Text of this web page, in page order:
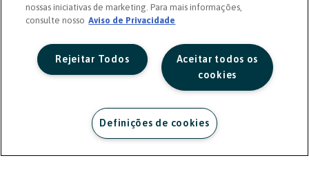
ouvidoriasicoob.com.br
Deficientes auditivos ou de fala
nossas iniciativas de marketing. Para mais informações,
consulte nosso Aviso de Privacidade
Aceitar todos os
cookies
Rejeitar Todos
Definições de cookies